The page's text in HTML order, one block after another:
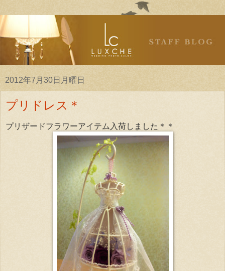
2012年7月30日月曜日
プリドレス＊
プリザードフラワーアイテム入荷しました＊＊